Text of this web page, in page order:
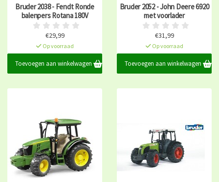
Bruder 2038 - Fendt Ronde
balenpers Rotana 180V
€29,99
Op voorraad
Toevoegen aan winkelwagen
Bruder 2052 - John Deere 6920
met voorlader
€31,99
Op voorraad
Toevoegen aan winkelwagen